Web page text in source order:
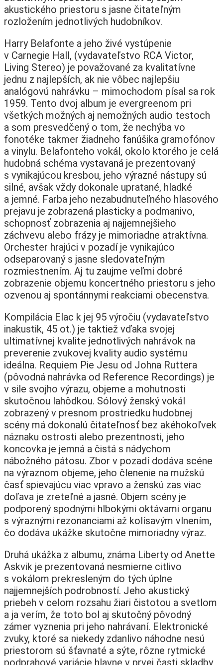
akustického priestoru s jasne čitateľným
rozložením jednotlivých hudobníkov.
Harry Belafonte a jeho živé vystúpenie
v Carnegie Hall, (vydavateľstvo RCA Victor,
Living Stereo) je považované za kvalitatívne
jednu z najlepších, ak nie vôbec najlepšiu
analógovú nahrávku – mimochodom písal sa rok
1959. Tento dvoj album je evergreenom pri
všetkých možných aj nemožných audio testoch
a som presvedčený o tom, že nechýba vo
fonotéke takmer žiadneho fanúšika gramofónov
a vinylu. Belafonteho vokál, okolo ktorého je celá
hudobná schéma vystavaná je prezentovaný
s vynikajúcou kresbou, jeho výrazné nástupy sú
silné, avšak vždy dokonale upratané, hladké
a jemné. Farba jeho nezabudnuteľného hlasového
prejavu je zobrazená plasticky a podmanivo,
schopnosť zobrazenia aj najjemnejšieho
záchvevu alebo frázy je mimoriadne atraktívna.
Orchester hrajúci v pozadí je vynikajúco
odseparovaný s jasne sledovateľným
rozmiestnením. Aj tu zaujme veľmi dobré
zobrazenie objemu koncertného priestoru s jeho
ozvenou aj spontánnymi reakciami obecenstva.
Kompilácia Elac k jej 95 výročiu (vydavateľstvo
inakustik, 45 ot.) je taktiež vďaka svojej
ultimatívnej kvalite jednotlivých nahrávok na
preverenie zvukovej kvality audio systému
ideálna. Requiem Pie Jesu od Johna Ruttera
(pôvodná nahrávka od Reference Recordings) je
v sile svojho výrazu, objeme a mohutnosti
skutočnou lahôdkou. Sólový ženský vokál
zobrazený v presnom prostriedku hudobnej
scény má dokonalú čitateľnosť bez akéhokoľvek
náznaku ostrosti alebo prezentnosti, jeho
koncovka je jemná a čistá s nádychom
nábožného pátosu. Zbor v pozadí dodáva scéne
na výraznom objeme, jeho členenie na mužskú
časť spievajúcu viac vpravo a ženskú zas viac
doľava je zreteľné a jasné. Objem scény je
podporený spodnými hlbokými oktávami organu
s výraznými rezonanciami až kolísavým vlnením,
čo dodáva ukážke skutočne mimoriadny výraz.
Druhá ukážka z albumu, známa Liberty od Anette
Askvik je prezentovaná nesmierne citlivo
s vokálom prekresleným do tých úplne
najjemnejších podrobností. Jeho akustický
priebeh v celom rozsahu žiari čistotou a svetlom
a ja verím, že toto bol aj skutočný pôvodný
zámer vyznenia pri jeho nahrávaní. Elektronické
zvuky, ktoré sa niekedy zdanlivo náhodne nesú
priestorom sú šťavnaté a sýte, rôzne rytmické
podprahové variácie hlavne v prvej časti skladby